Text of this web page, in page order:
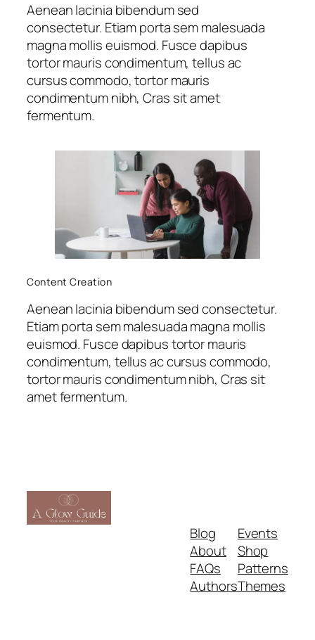
Aenean lacinia bibendum sed
consectetur. Etiam porta sem malesuada
magna mollis euismod. Fusce dapibus
tortor mauris condimentum, tellus ac
cursus commodo, tortor mauris
condimentum nibh, Cras sit amet
fermentum.
Content Creation
Aenean lacinia bibendum sed consectetur.
Etiam porta sem malesuada magna mollis
euismod. Fusce dapibus tortor mauris
condimentum, tellus ac cursus commodo,
tortor mauris condimentum nibh, Cras sit
amet fermentum.
Blog
About
FAQs
Authors
Events
Shop
Patterns
Themes